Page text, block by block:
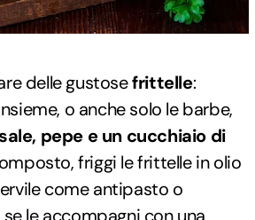
delle gustosefrittelle:
o anche solo le barbe,
pepe e un cucchiaio di
friggi le frittelle in olio
come antipasto o